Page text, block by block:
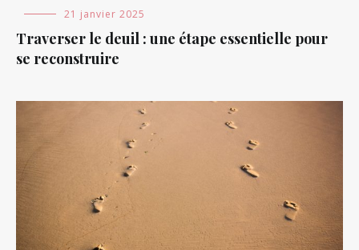
Blog 21 janvier 2025
Traverser le deuil : une étape essentielle pour
se reconstruire